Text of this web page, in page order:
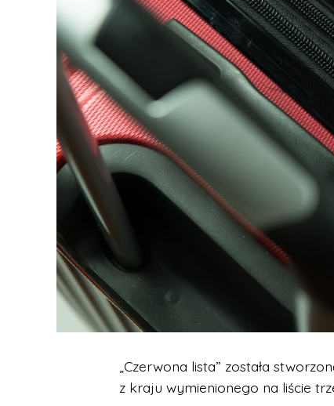
„Czerwona lista” została
z kraju wymienionego na liście